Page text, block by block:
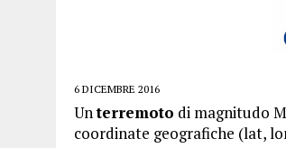
6 DICEMBRE 2016
Unterremoto di magnitudo
coordinate geografiche (lat,